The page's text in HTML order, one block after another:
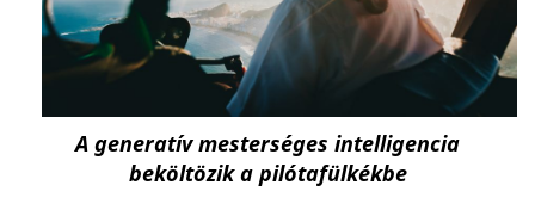
A generatív mesterséges intelligencia
beköltözik a pilótafülkékbe